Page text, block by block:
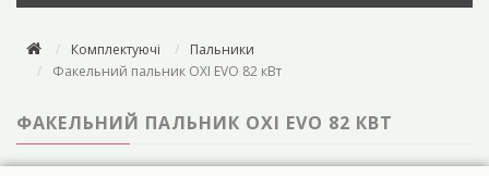
Комплектуючі
Пальники
Факельний пальник OXI EVO 82 кВт
ФАКЕЛЬНИЙ ПАЛЬНИК OXI EVO 82 КВТ